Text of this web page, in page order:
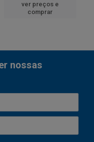
ver preços e
comprar
nossas